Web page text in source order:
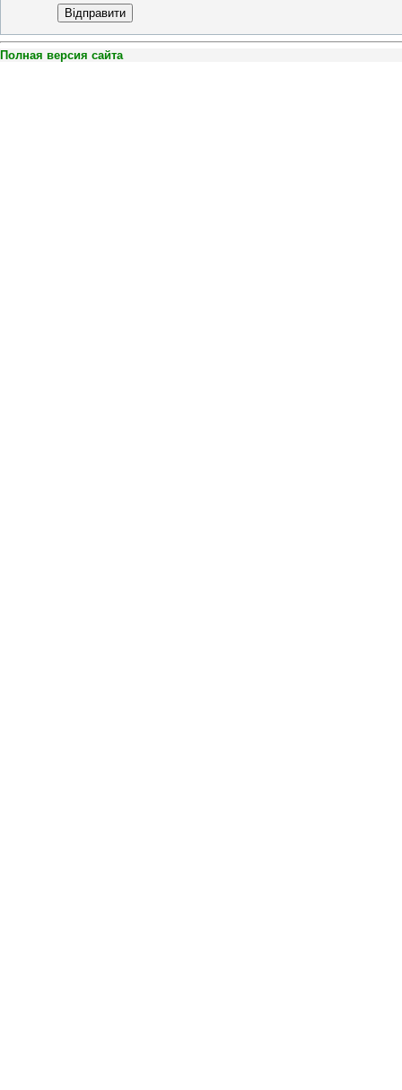
Відправити
Полная версия сайта